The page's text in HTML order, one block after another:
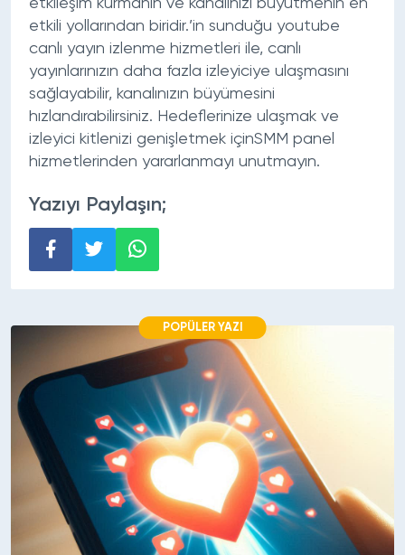
etkileşim kurmanın ve kanalınızı büyütmenin en
etkili yollarından biridir.’in sunduğu youtube
canlı yayın izlenme hizmetleri ile, canlı
yayınlarınızın daha fazla izleyiciye ulaşmasını
sağlayabilir, kanalınızın büyümesini
hızlandırabilirsiniz. Hedeflerinize ulaşmak ve
izleyici kitlenizi genişletmek içinSMM panel
hizmetlerinden yararlanmayı unutmayın.
Yazıyı Paylaşın;
POPÜLER YAZI